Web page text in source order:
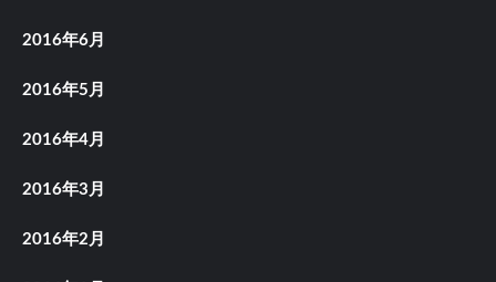
2016年6月
2016年5月
2016年4月
2016年3月
2016年2月